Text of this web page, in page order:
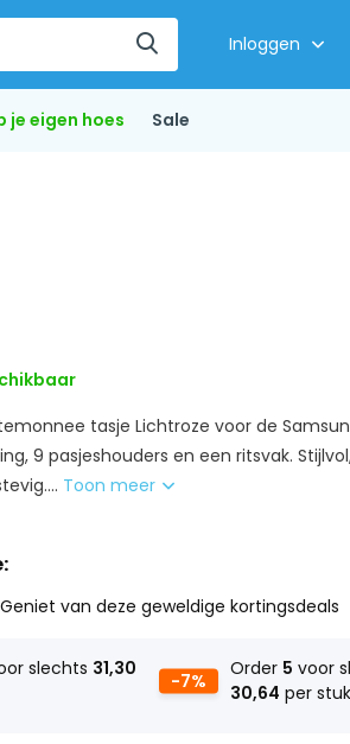
Inloggen
je eigen hoes Sale
tasje Lichtroze voor de
9 pasjeshouders en een ritsvak.
Toon meer
Geniet van deze geweldige kortingsdeals
slechts 31,30
-7%
Order 5 voor
30,64 per stuk